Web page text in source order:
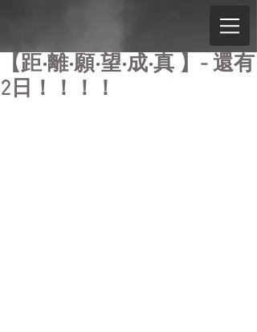
【距‧離‧願‧望‧成‧真 】- 還有
2日！！！！